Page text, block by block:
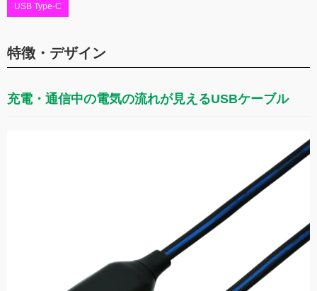
USB Type-C
特徴・デザイン
充電・通信中の電気の流れが見えるUSBケーブル